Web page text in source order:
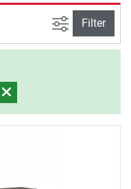
Avancerad
Filter